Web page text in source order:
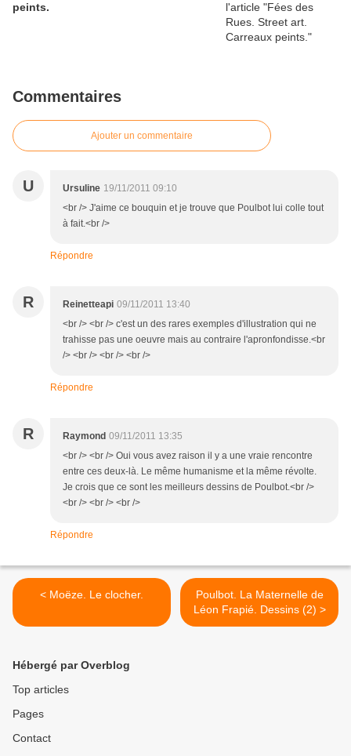
peints.
Commentaires
Ajouter un commentaire
U Ursuline 19/11/2011 09:10
<br /> J'aime ce bouquin et je trouve que Poulbot lui colle tout
à fait.<br />
Répondre
R Reinetteapi 09/11/2011 13:40
<br /> <br /> c'est un des rares exemples d'illustration qui ne
trahisse pas une oeuvre mais au contraire l'apronfondisse.<br
/> <br /> <br /> <br />
Répondre
R Raymond 09/11/2011 13:35
<br /> <br /> Oui vous avez raison il y a une vraie rencontre
entre ces deux-là. Le même humanisme et la même révolte.
Je crois que ce sont les meilleurs dessins de Poulbot.<br />
<br /> <br /> <br />
Répondre
< Moëze. Le clocher.
Poulbot. La Maternelle de
Léon Frapié. Dessins (2) >
Hébergé par Overblog
Top articles
Pages
Contact